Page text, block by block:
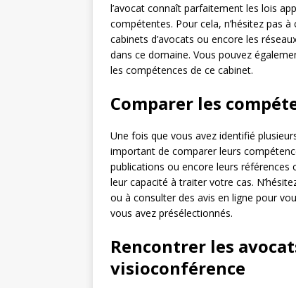
l’avocat connaît parfaitement les lois
compétentes. Pour cela, n’hésitez pas
cabinets d’avocats ou encore les
dans ce domaine. Vous pouvez
les compétences de ce cabinet.
Comparer les
Une fois que vous avez identifié
important de comparer leurs
publications ou encore leurs références
leur capacité à traiter votre cas.
ou à consulter des avis en ligne pour
vous avez présélectionnés.
Rencontrer les
visioconférence